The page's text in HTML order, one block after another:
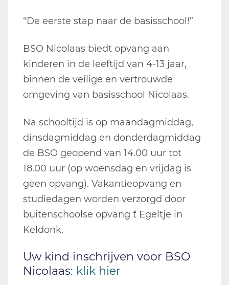
“De eerste stap naar de basisschool!”
BSO Nicolaas biedt opvang aan
kinderen in de leeftijd van 4-13 jaar,
binnen de veilige en vertrouwde
omgeving van basisschool Nicolaas.
Na schooltijd is op maandagmiddag,
dinsdagmiddag en donderdagmiddag
de BSO geopend van 14.00 uur tot
18.00 uur (op woensdag en vrijdag is
geen opvang). Vakantieopvang en
studiedagen worden verzorgd door
buitenschoolse opvang `t Egeltje in
Keldonk.
Uw kind inschrijven voor BSO
Nicolaas: klik hier